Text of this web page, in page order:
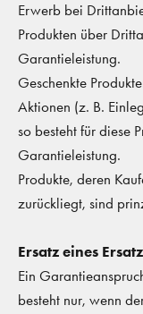
Erwerb bei
Produkten über
Garantieleistung.
Geschenkte
Aktionen (z. B.
so besteht für diese
Garantieleistung.
Produkte, deren
zurückliegt, sind
Ersatz eines
Ein
besteht nur, wenn